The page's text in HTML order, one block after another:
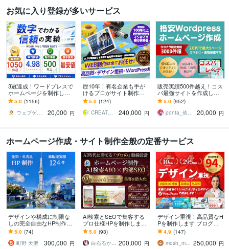
お気に入り登録が多いサービス
3冠達成！ワードプレスで
ホームページを制作しま
す WEB制作＆デザイン部
門1位（販売数・評価数・
お気に入り数）
5.0 (1156)
ウェブゲート
20,000 円
歴10年！有名企業も手が
けるプロがサイト制作し
ます 初心者でも安心★ヒ
アリング重視・要望に沿
って柔軟に対応可能
5.0 (124)
CREATORSZERO
240,000 円
販売実績500件越え！コス
パ最強サイトを作成しま
す 起業、副業、ブログ！
WPで更新楽々！オリジナ
ルデザイン可能
5.0 (952)
ponta_依頼多数のため返信遅れます
20,000 円
ホームページ作成・サイト制作全般の定番サービス
デザインや構成に制限な
しの完全自由なHP制作し
ます 予算約30万円のHP制
作でNo.1を目指す会社で
す
5.0 (74)
町野 天聖
300,000 円
AI検索とSEOで集客する
プロ仕様HPを制作します
丸投げOK！プロの動線設
計でワードプレスのホー
ムページを！
5.0 (93)
白石るか｜高品質な寄り添いHP制作 200,000 円
デザイン重視！高品質なH
Pを制作します ブログ機
能付き。SEOに強いHPを
制作します。
4.9 (147)
mosh_mosh 250,000 円